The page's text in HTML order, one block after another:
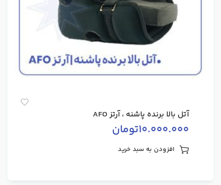
آتل بالا برنده پاشنه ، آرتز AFO
10.000.000تومان
افزودن به سبد خرید